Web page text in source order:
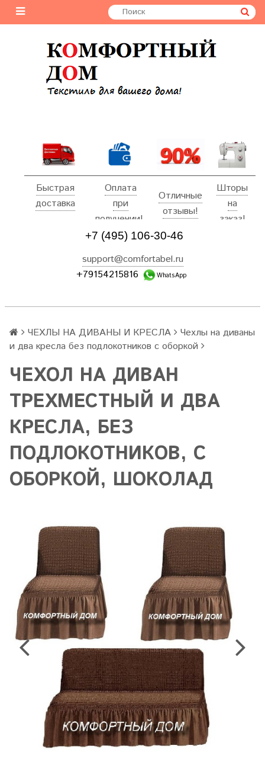
Быстрая
доставка
Оплата
при
получении!
Отличные
отзывы!
Шторы
на
заказ!
+7 (495) 106-30-46
support@comfortabel.ru
+79154215816
WhatsApp
ЧЕХЛЫ НА ДИВАНЫ И КРЕСЛА
Чехлы на диваны
и два кресла без подлокотников с оборкой
ЧЕХОЛ НА ДИВАН
ТРЕХМЕСТНЫЙ И ДВА
КРЕСЛА, БЕЗ
ПОДЛОКОТНИКОВ, С
ОБОРКОЙ, ШОКОЛАД